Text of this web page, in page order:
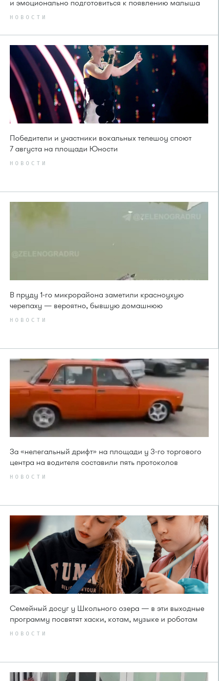
и эмоционально подготовиться к появлению малыша
НОВОСТИ
Победители и участники вокальных телешоу споют
7 августа на площади Юности
НОВОСТИ
В пруду 1-го микрорайона заметили красноухую
черепаху — вероятно, бывшую домашнюю
НОВОСТИ
За «нелегальный дрифт» на площади у 3-го торгового
центра на водителя составили пять протоколов
НОВОСТИ
Семейный досуг у Школьного озера — в эти выходные
программу посвятят хаски, котам, музыке и роботам
НОВОСТИ